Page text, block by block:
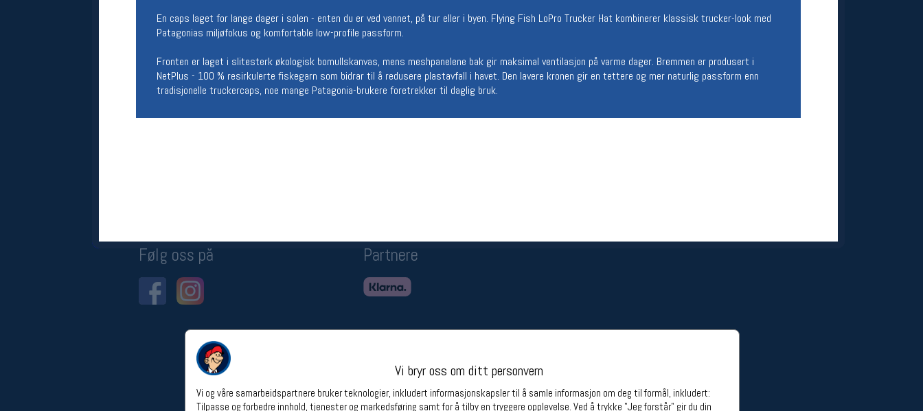
En caps laget for lange dager i solen - enten du er ved vannet, på tur eller i byen. Flying Fish LoPro Trucker Hat kombinerer klassisk trucker-look med
Patagonias miljøfokus og komfortable low-profile passform.
Fronten er laget i slitesterk økologisk bomullskanvas, mens meshpanelene bak gir maksimal ventilasjon på varme dager. Bremmen er produsert i
NetPlus - 100 % resirkulerte fiskegarn som bidrar til å redusere plastavfall i havet. Den lavere kronen gir en tettere og mer naturlig passform enn
tradisjonelle truckercaps, noe mange Patagonia-brukere foretrekker til daglig bruk.
Vi bryr oss om ditt personvern
Vi og våre samarbeidspartnere bruker teknologier, inkludert informasjonskapsler til å samle informasjon om deg til formål, inkludert:
Tilpasse og forbedre innhold, tjenester og markedsføring samt for å tilby en tryggere opplevelse. Ved å trykke "Jeg forstår" gir du din
Telefon: 23 32 62 00
(telefontid man-fredag klokken 10-13)
Om oss
Kontakt oss
Åpningstider verkstedet Betingelser Ledige stillinger
Følg oss på Partnere